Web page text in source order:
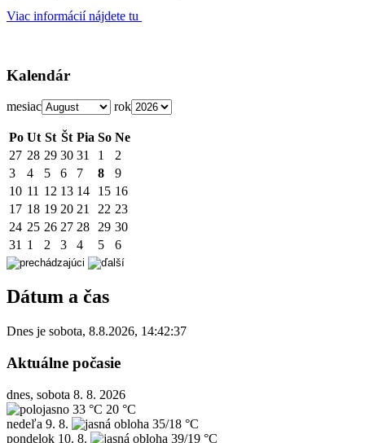
Viac informácií nájdete tu
Kalendár
mesiac rok
Po Ut St Št Pia So Ne
27 28 29 30 31 1
2
3
4 5 6 7 8
9
10 11 12 13 14 15 16
17 18 19 20 21 22 23
24 25 26 27 28 29 30
31 1 2 3 4 5 6
Dátum a čas
Dnes je sobota, 8.8.2026, 14:42:37
Aktuálne počasie
dnes, sobota 8. 8. 2026
33 °C 20 °C
nedeľa 9. 8.
35/18 °C
pondelok 10. 8.
39/19 °C